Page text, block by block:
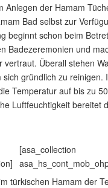
der Hamam
Bad selbst zur
beginnt schon beim
Badezeremonien und
Überall stehen
gründlich zu reinigen.
Temperatur auf bis zu
Luftfeuchtigkeit bereitet
[asa_collection
türkischen Hamam der